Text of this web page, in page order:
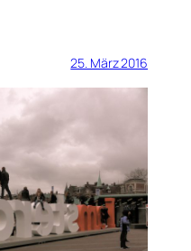
25. März 2016